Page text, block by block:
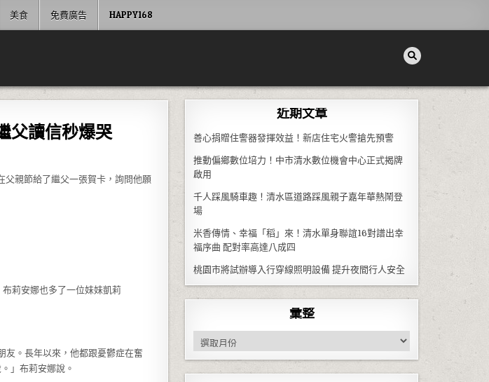
美食 免費廣告 HAPPY168
讀信秒爆哭
親節給了繼父一張賀卡，詢問他願
莉安娜也多了一位妹妹凱莉
友。長年以來，他都跟憂鬱症在奮
」布莉安娜說。
近期文章
善心捐贈住警器發揮效益！新店住宅火警搶先預警
推動偏鄉數位培力！中市清水數位機會中心正式揭牌
啟用
千人踩風騎車趣！清水區道路踩風親子嘉年華熱鬧登
場
米香傳情、幸福「稻」來！清水單身聯誼16對譜出幸
福序曲 配對率高達八成四
桃園市將試辦導入行穿線照明設備 提升夜間行人安全
彙整
彙整